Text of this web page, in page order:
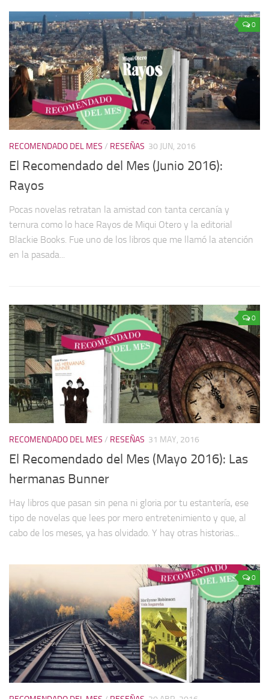
0
RECOMENDADO DEL MES / RESEÑAS 30 JUN, 2016
El Recomendado del Mes (Junio 2016):
Rayos
Pocas novelas retratan la amistad con tanta cercanía y
ternura como lo hace Rayos de Miqui Otero y la editorial
Blackie Books. Fue uno de los libros que me llamó la atención
en la pasada...
0
RECOMENDADO DEL MES / RESEÑAS 31 MAY, 2016
El Recomendado del Mes (Mayo 2016): Las
hermanas Bunner
Hay libros que pasan sin pena ni gloria por tu estantería, ese
tipo de novelas que lees por mero entretenimiento y que, al
cabo de los meses, ya has olvidado. Y hay otras historias...
0